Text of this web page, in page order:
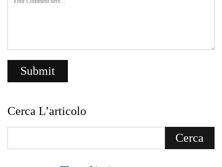
Cerca L’articolo